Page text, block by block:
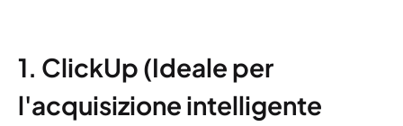
1. ClickUp (Ideale per
l'acquisizione intelligente